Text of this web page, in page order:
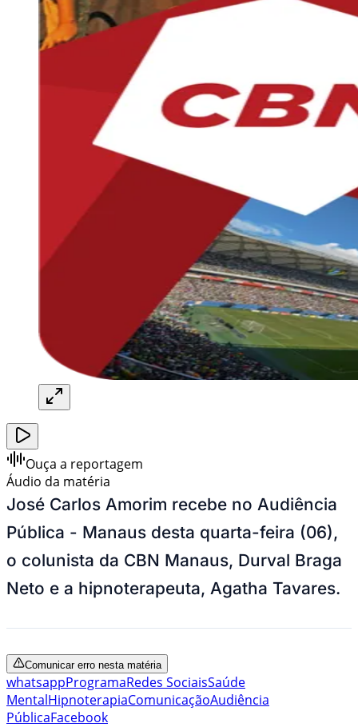
Ouça a reportagem
Áudio da matéria
José Carlos Amorim recebe no Audiência
Pública - Manaus desta quarta-feira (06),
o colunista da CBN Manaus, Durval Braga
Neto e a hipnoterapeuta, Agatha Tavares.
Comunicar erro nesta matéria
whatsappProgramaRedes SociaisSaúde
MentalHipnoterapiaComunicaçãoAudiência
PúblicaFacebook